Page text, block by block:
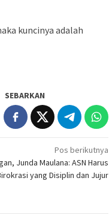
kuncinya adalah
SEBARKAN
Pos berikutnya
Junda Maulana: ASN Harus
yang Disiplin dan Jujur